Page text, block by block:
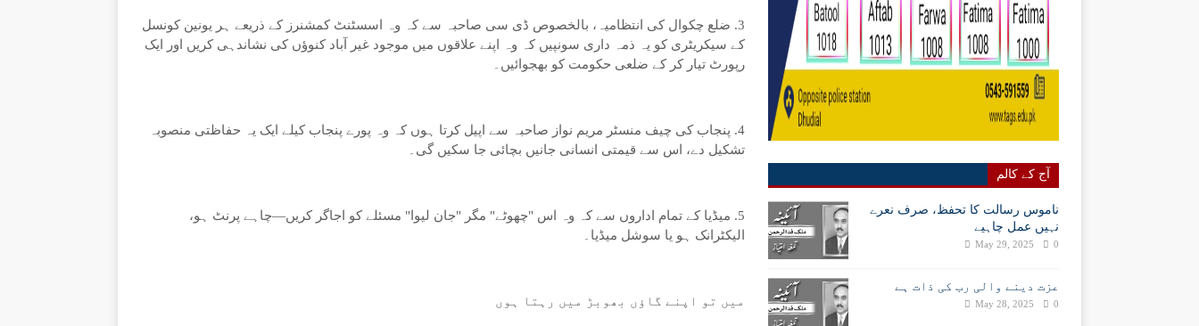
3. ضلع چکوال کی انتظامیہ، بالخصوص ڈی سی صاحبہ سے کہ وہ اسسٹنٹ کمشنرز کے ذریعے ہر یونین کونسل
کے سیکریٹری کو یہ ذمہ داری سونپیں کہ وہ اپنے علاقوں میں موجود غیر آباد کنوؤں کی نشاندہی کریں اور ایک
رپورٹ تیار کر کے ضلعی حکومت کو بھجوائیں۔
4. پنجاب کی چیف منسٹر مریم نواز صاحبہ سے اپیل کرتا ہوں کہ وہ پورے پنجاب کیلے ایک یہ حفاظتی منصوبہ
تشکیل دے، اس سے قیمتی انسانی جانیں بچائی جا سکیں گی۔
5. میڈیا کے تمام اداروں سے کہ وہ اس "چھوٹے" مگر "جان لیوا" مسئلے کو اجاگر کریں—چاہے پرنٹ ہو،
الیکٹرانک ہو یا سوشل میڈیا۔
میں تو اپنے گاؤں بھوبڑ میں رہتا ہوں
آج کے کالم
ناموس رسالت کا تحفظ، صرف نعرے
نہیں عمل چاہیے
May 29, 2025 0
عزت دینے والی رب کی ذات ہے
May 28, 2025 0